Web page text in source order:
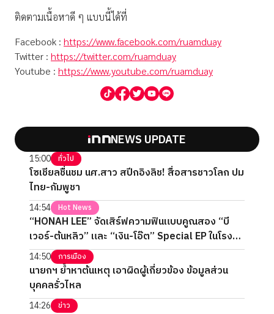
ติดตามเนื้อหาดี ๆ แบบนี้ได้ที่
Facebook : https://www.facebook.com/ruamduay
Twitter : https://twitter.com/ruamduay
Youtube : https://www.youtube.com/ruamduay
NEWS UPDATE
15:00 ทั่วไป
โซเชียลชื่นชม นศ.สาว สปีกอิงลิช! สื่อสารชาวโลก ปม
ไทย-กัมพูชา
14:54 Hot News
“HONAH LEE” จัดเสิร์ฟความฟินแบบคูณสอง “บี
เวอร์-ต้นหลิว” และ “เงิน-โอ๊ต” Special EP ในโรง
ภาพยนตร์ 2 วันเต็ม
14:50 การเมือง
นายกฯ ย้ำหาต้นเหตุ เอาผิดผู้เกี่ยวข้อง ข้อมูลส่วน
บุคคลรั่วไหล
14:26 ข่าว